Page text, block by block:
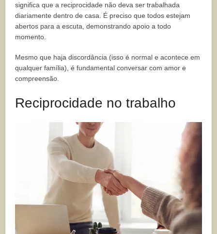
significa que a reciprocidade não deva ser trabalhada
diariamente dentro de casa. É preciso que todos estejam
abertos para a escuta, demonstrando apoio a todo
momento.
Mesmo que haja discordância (isso é normal e acontece em
qualquer família), é fundamental conversar com amor e
compreensão.
Reciprocidade no trabalho